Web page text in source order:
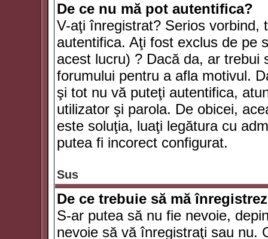
De ce nu mă pot autentifica?
V-aţi înregistrat? Serios vorbind,
autentifica. Aţi fost exclus de pe
acest lucru) ? Dacă da, ar trebui
forumului pentru a afla motivul.
şi tot nu vă puteţi autentifica,
utilizator şi parola. De obicei,
este soluţia, luaţi legătura cu
putea fi incorect configurat.
Sus
De ce trebuie să mă
S-ar putea să nu fie nevoie,
nevoie să vă înregistraţi sau nu.